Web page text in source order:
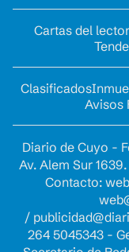
Cartas del lector
Clasificados
Avisos
Diario de Cuyo -
Av. Alem Sur
Contacto:
/
264 5045343 -